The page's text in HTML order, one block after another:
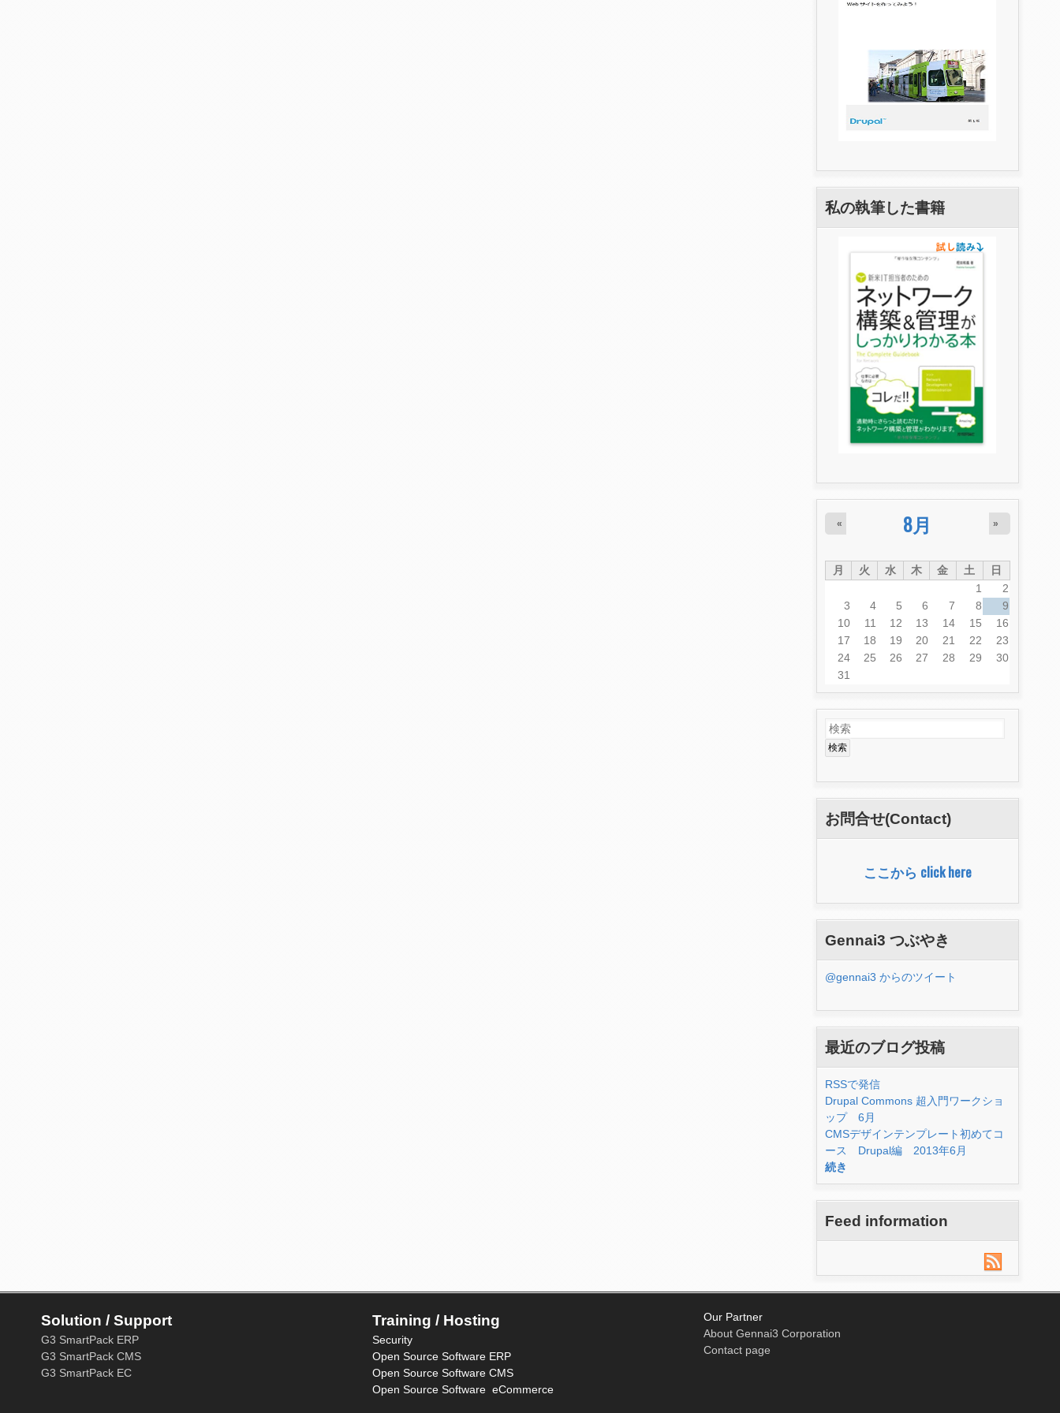
私の執筆した書籍
8月
« »
月 火 水 木 金 土
日
1
2
3
4 5 6 7 8
9
10
11 12 13 14 15
16
17
18 19 20 21 22
23
24
25 26 27 28 29
30
31
検
フ
ォ
ー
検
索
お問合せ(Contact)
ここから click here
Gennai3 つぶやき
@gennai3 からのツイート
最近のブログ投稿
RSSで発信
Drupal Commons 超入門ワークショ
ップ 6月
CMSデザインテンプレート初めてコ
ース Drupal編 2013年6月
続き
Feed information
Solution / Support
G3 SmartPack ERP
G3 SmartPack CMS
G3 SmartPack EC
Training / Hosting
Security
Open Source Software ERP
Open Source Software CMS
Open Source Software eCommerce
Our Partner
About Gennai3 Corporation
Contact page